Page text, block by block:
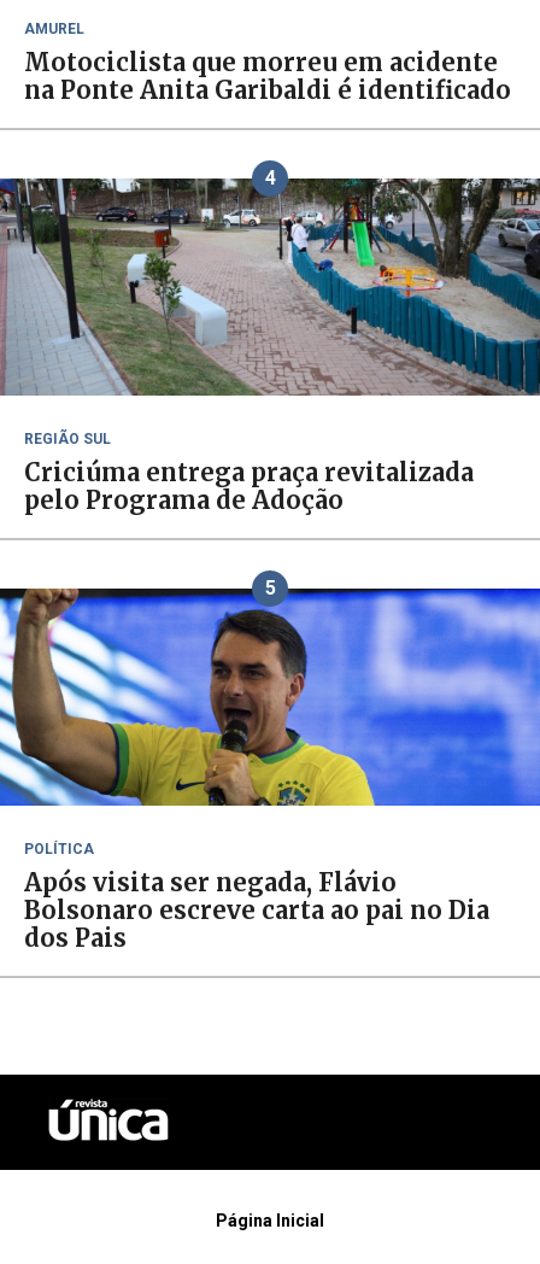
AMUREL
Motociclista que morreu em acidente
na Ponte Anita Garibaldi é identificado
4
REGIÃO SUL
Criciúma entrega praça revitalizada
pelo Programa de Adoção
5
POLÍTICA
Após visita ser negada, Flávio
Bolsonaro escreve carta ao pai no Dia
dos Pais
Página Inicial